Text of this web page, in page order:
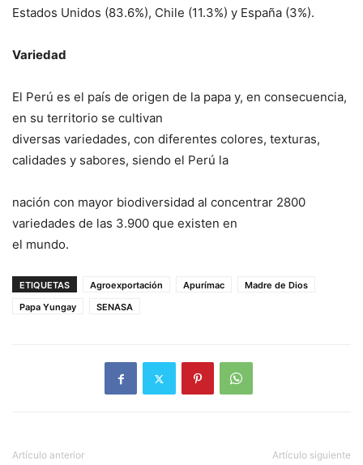
Estados Unidos (83.6%), Chile (11.3%) y España (3%).
Variedad
El Perú es el país de origen de la papa y, en consecuencia,
en su territorio se cultivan
diversas variedades, con diferentes colores, texturas,
calidades y sabores, siendo el Perú la
nación con mayor biodiversidad al concentrar 2800
variedades de las 3.900 que existen en
el mundo.
ETIQUETAS Agroexportación Apurímac
Madre de Dios
Papa Yungay
SENASA
Artículo anterior Artículo siguiente